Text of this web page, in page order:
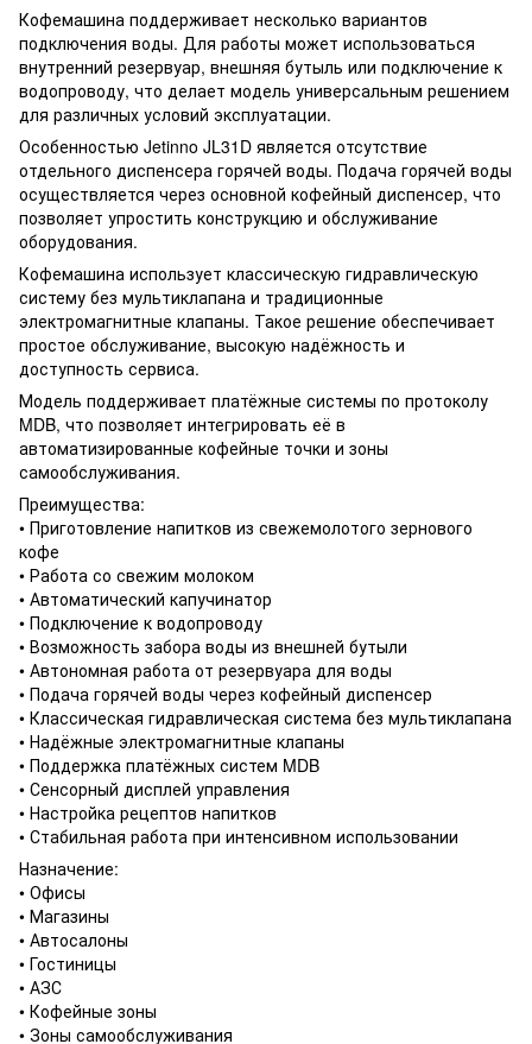
Кофемашина поддерживает несколько вариантов
подключения воды. Для работы может использоваться
внутренний резервуар, внешняя бутыль или подключение к
водопроводу, что делает модель универсальным решением
для различных условий эксплуатации.
Особенностью Jetinno JL31D является отсутствие
отдельного диспенсера горячей воды. Подача горячей воды
осуществляется через основной кофейный диспенсер, что
позволяет упростить конструкцию и обслуживание
оборудования.
Кофемашина использует классическую гидравлическую
систему без мультиклапана и традиционные
электромагнитные клапаны. Такое решение обеспечивает
простое обслуживание, высокую надёжность и
доступность сервиса.
Модель поддерживает платёжные системы по протоколу
MDB, что позволяет интегрировать её в
автоматизированные кофейные точки и зоны
самообслуживания.
Преимущества:
• Приготовление напитков из свежемолотого зернового
кофе
• Работа со свежим молоком
• Автоматический капучинатор
• Подключение к водопроводу
• Возможность забора воды из внешней бутыли
• Автономная работа от резервуара для воды
• Подача горячей воды через кофейный диспенсер
• Классическая гидравлическая система без мультиклапана
• Надёжные электромагнитные клапаны
• Поддержка платёжных систем MDB
• Сенсорный дисплей управления
• Настройка рецептов напитков
• Стабильная работа при интенсивном использовании
Назначение:
• Офисы
• Магазины
• Автосалоны
• Гостиницы
• АЗС
• Кофейные зоны
• Зоны самообслуживания